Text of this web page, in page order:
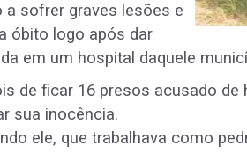
a sofrer graves lesões e
óbito logo após dar
em um hospital daquele
de ficar 16 presos acusado
sua inocência.
ele, que trabalhava como